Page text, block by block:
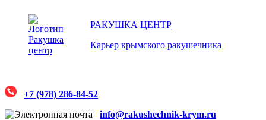
РАКУШКА ЦЕНТР
Карьер крымского ракушечника
+7 (978) 286-84-52
info@rakushechnik-krym.ru